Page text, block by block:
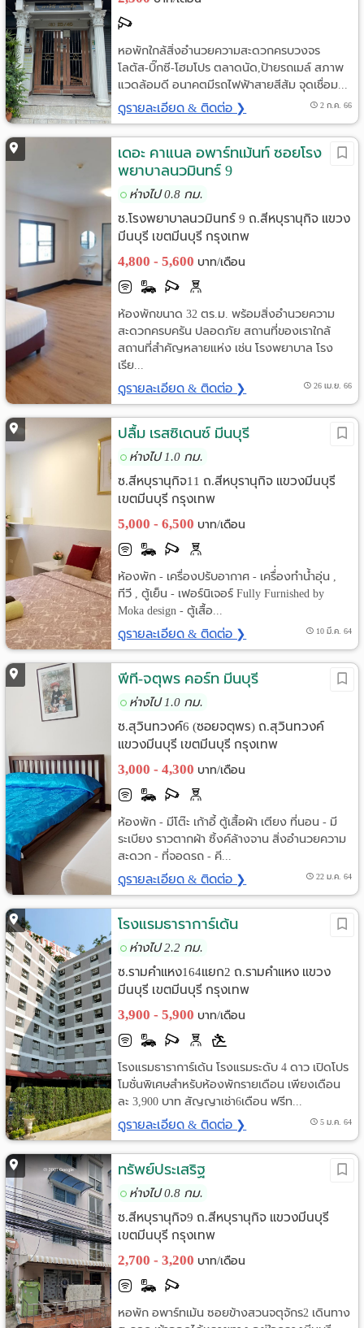
หอพักใกล้สิ่งอำนวยความสะดวกครบวงจร
โลตัส-บิ๊กซี-โฮมโปร ตลาดนัด,ป้ายรถเมล์ สภาพ
แวดล้อมดี อนาคตมีรถไฟฟ้าสายสีส้ม จุดเชื่อม...
ดูรายละเอียด & ติดต่อ ❯ 2 ก.ค. 66
เดอะ คาแนล อพาร์ทเม้นท์ ซอยโรง
พยาบาลนวมินทร์ 9
ห่างไป 0.8 กม.
ซ.โรงพยาบาลนวมินทร์ 9 ถ.สีหบุรานุกิจ แขวง
มีนบุรี เขตมีนบุรี กรุงเทพ
4,800 - 5,600 บาท/เดือน
ห้องพักขนาด 32 ตร.ม. พร้อมสิ่งอำนวยความ
สะดวกครบครัน ปลอดภัย สถานที่ของเราใกล้
สถานที่สำคัญหลายแห่ง เช่น โรงพยาบาล โรง
เรีย...
ดูรายละเอียด & ติดต่อ ❯ 26 เม.ย. 66
ปลื้ม เรสซิเดนซ์ มีนบุรี
ห่างไป 1.0 กม.
ซ.สีหบุรานุกิจ11 ถ.สีหบุรานุกิจ แขวงมีนบุรี
เขตมีนบุรี กรุงเทพ
5,000 - 6,500 บาท/เดือน
ห้องพัก - เครื่องปรับอากาศ - เครื่่องทำน้ำอุ่น ,
ทีวี , ตู้เย็น - เฟอร์นิเจอร์ Fully Furnished by
Moka design - ตู้เสื้อ...
ดูรายละเอียด & ติดต่อ ❯ 10 มี.ค. 64
พีที-จตุพร คอร์ท มีนบุรี
ห่างไป 1.0 กม.
ซ.สุวินทวงค์6 (ซอยจตุพร) ถ.สุวินทวงค์
แขวงมีนบุรี เขตมีนบุรี กรุงเทพ
3,000 - 4,300 บาท/เดือน
ห้องพัก - มีโต๊ะ เก้าอี้ ตู้เสื้อผ้า เตียง ที่นอน - มี
ระเบียง ราวตากผ้า ซิ้งค์ล้างจาน สิ่งอำนวยความ
สะดวก - ที่จอดรถ - คี...
ดูรายละเอียด & ติดต่อ ❯ 22 ม.ค. 64
โรงแรมธาราการ์เด้น
ห่างไป 2.2 กม.
ซ.รามคำแหง164แยก2 ถ.รามคำแหง แขวง
มีนบุรี เขตมีนบุรี กรุงเทพ
3,900 - 5,900 บาท/เดือน
โรงแรมธาราการ์เด้น โรงแรมระดับ 4 ดาว เปิดโปร
โมชั่นพิเศษสำหรับห้องพักรายเดือน เพียงเดือน
ละ 3,900 บาท สัญญาเช่า6เดือน ฟรีท...
ดูรายละเอียด & ติดต่อ ❯ 5 ม.ค. 64
ทรัพย์ประเสริฐ
ห่างไป 0.8 กม.
ซ.สีหบุรานุกิจ9 ถ.สีหบุรานุกิจ แขวงมีนบุรี
เขตมีนบุรี กรุงเทพ
2,700 - 3,200 บาท/เดือน
หอพัก อพาร์ทเม้น ซอยข้างสวนจตุจักร2 เดินทาง